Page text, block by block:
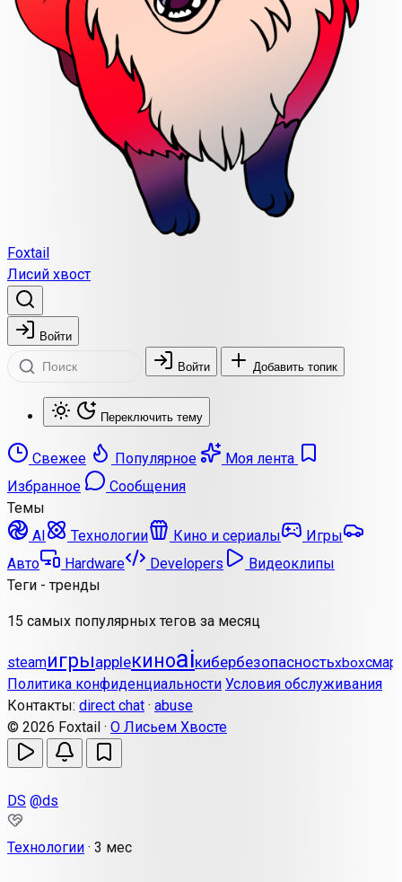
Foxtail
Лисий хвост
Войти
Войти Добавить топик
Переключить тему
Свежее Популярное
Моя лента
Избранное
Сообщения
Темы
AI
Технологии Кино и сериалы
Игры
Авто
Hardware Developers
Видеоклипы
Теги - тренды
15 самых популярных тегов за месяц
steamигрыappleкиноaiкибербезопасностьxbox
Политика конфиденциальности Условия обслуживания
Контакты: direct chat · abuse
© 2026 Foxtail · О Лисьем Хвосте
DS @ds
Технологии · 3 мес